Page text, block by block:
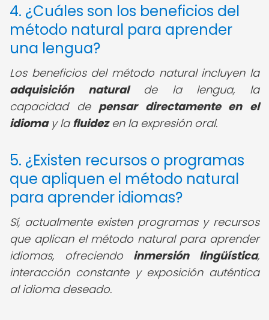
4. ¿Cuáles son los beneficios del
método natural para aprender
una lengua?
Los beneficios del método natural incluyen la
adquisición naturalde la lengua, la
capacidad de pensar directamente en el
idiomay la fluidezen la expresión oral.
5. ¿Existen recursos o programas
que apliquen el método natural
para aprender idiomas?
Sí, actualmente existen programas y recursos
que aplican el método natural para aprender
idiomas, ofreciendo inmersión lingüística,
interacción constante y exposición auténtica
al idioma deseado.